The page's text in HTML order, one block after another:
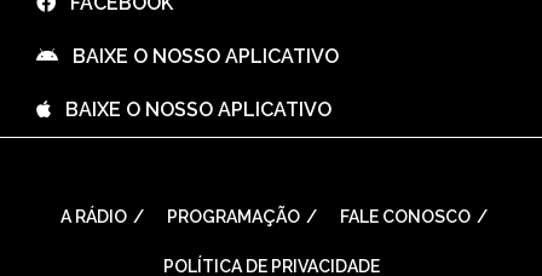
⠀BAIXE O NOSSO APLICATIVO
⠀BAIXE O NOSSO APLICATIVO
A RÁDIO PROGRAMAÇÃO FALE CONOSCO
POLÍTICA DE PRIVACIDADE